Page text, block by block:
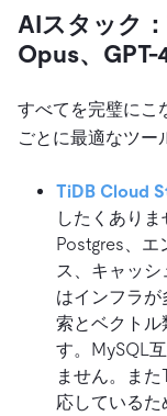
AIスタック
Opus、
すべてを完璧にこ
ごとに最適なツー
TiDB Cloud
したくあり
Postgres、エ
ス、キャッ
はインフラ
索とベクトル
す。MySQL
ません。ま
応している